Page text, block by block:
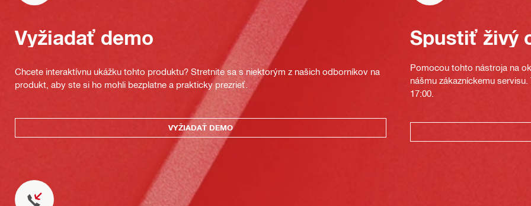
Vyžiadať demo
Chcete interaktívnu ukážku tohto produktu? Stretnite sa s niektorým z našich odborníkov na
produkt, aby ste si ho mohli bezplatne a prakticky prezrieť.
VYŽIADAŤ DEMO
Spustiť živý
Pomocou tohto nástroja na
nášmu zákazníckemu
17:00.